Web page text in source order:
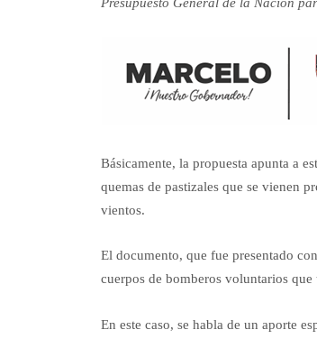
Básicamente, la propuesta apunta a
quemas de pastizales que se vienen
vientos.
El documento, que fue presentado
cuerpos de bomberos voluntarios
En este caso, se habla de un aporte